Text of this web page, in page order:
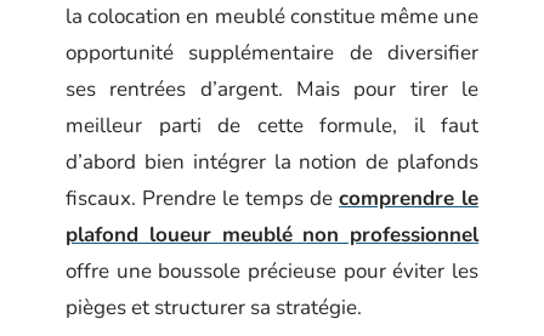
la colocation en meublé constitue même une
opportunité supplémentaire de diversifier
ses rentrées d’argent. Mais pour tirer le
meilleur parti de cette formule, il faut
d’abord bien intégrer la notion de plafonds
fiscaux. Prendre le temps de comprendre le
plafond loueur meublé non professionnel
offre une boussole précieuse pour éviter les
pièges et structurer sa stratégie.